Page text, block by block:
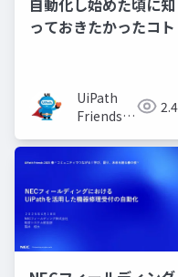
っておきたかったコト
UiPath
Friends